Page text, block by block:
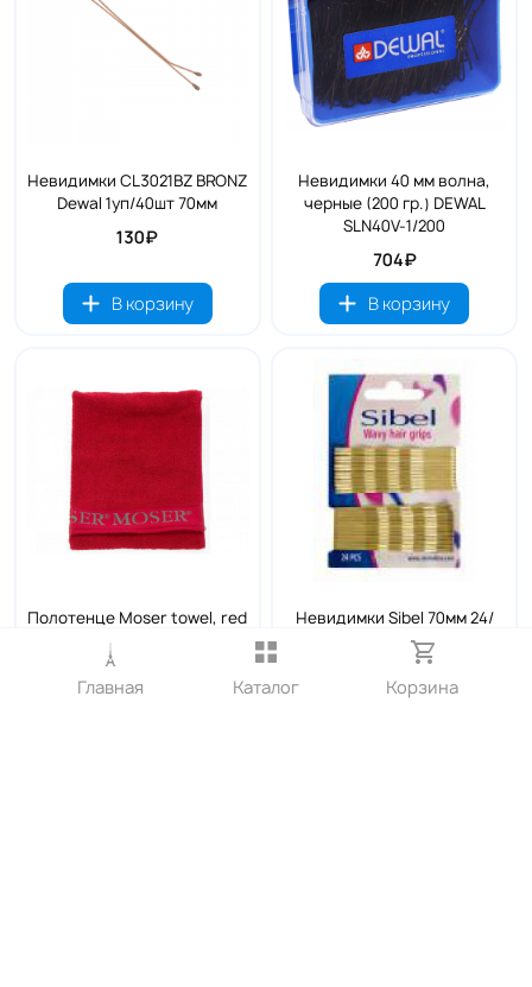
Невидимки CL3021BZ BRONZ
Dewal 1уп/40шт 70мм
130₽
В корзину
Невидимки 40 мм волна,
черные (200 гр.) DEWAL
SLN40V-1/200
704₽
В корзину
Полотенце Moser towel, red
(красное) 0092-6060
500₽
Невидимки Sibel 70мм 24/
уп.блонд.волна
Главная Каталог Корзина